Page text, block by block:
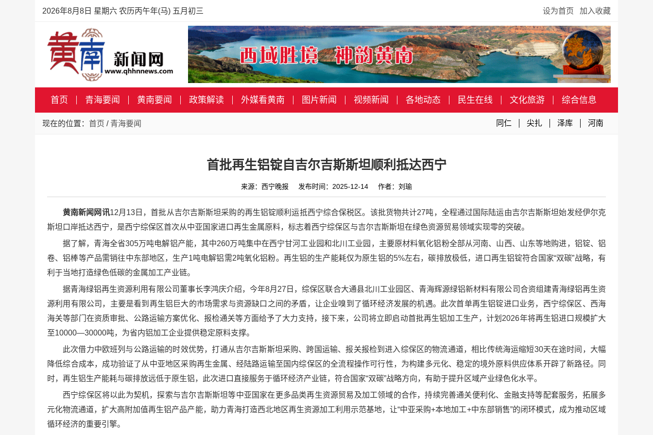
2026年8月8日 星期六 农历丙午年(马) 五月初三 设为首页 加入收藏
首页 青海要闻 黄南要闻 政策解读 外媒看黄南 图片新闻 视频新闻 各地动态 民生在线 文化旅游 综合信息
现在的位置： 首页 / 青海要闻 同仁 尖扎 泽库 河南
首批再生铝锭自吉尔吉斯斯坦顺利抵达西宁
来源：西宁晚报 发布时间：2025-12-14 作者：刘瑜
黄南新闻网讯12月13日，首批从吉尔吉斯斯坦采购的再生铝锭顺利运抵西宁综合保税区。该批货物共计27吨，全程通过国际陆运由吉尔吉斯斯坦始发经伊尔克
斯坦口岸抵达西宁，是西宁综保区首次从中亚国家进口再生金属原料，标志着西宁综保区与吉尔吉斯斯坦在绿色资源贸易领域实现零的突破。
据了解，青海全省305万吨电解铝产能，其中260万吨集中在西宁甘河工业园和北川工业园，主要原材料氧化铝粉全部从河南、山西、山东等地购进，铝锭、铝
卷、铝棒等产品需销往中东部地区，生产1吨电解铝需2吨氧化铝粉。再生铝的生产能耗仅为原生铝的5%左右，碳排放极低，进口再生铝锭符合国家“双碳”战略，有
利于当地打造绿色低碳的金属加工产业链。
据青海绿铝再生资源利用有限公司董事长李鸿庆介绍，今年8月27日，综保区联合大通县北川工业园区、青海辉源绿铝新材料有限公司合资组建青海绿铝再生资
源利用有限公司，主要是看到再生铝巨大的市场需求与资源缺口之间的矛盾，让企业嗅到了循环经济发展的机遇。此次首单再生铝锭进口业务，西宁综保区、西海
海关等部门在资质审批、公路运输方案优化、报检通关等方面给予了大力支持，接下来，公司将立即启动首批再生铝加工生产，计划2026年将再生铝进口规模扩大
至10000—30000吨，为省内铝加工企业提供稳定原料支撑。
此次借力中欧班列与公路运输的时效优势，打通从吉尔吉斯斯坦采购、跨国运输、报关报检到进入综保区的物流通道，相比传统海运缩短30天在途时间，大幅
降低综合成本，成功验证了从中亚地区采购再生金属、经陆路运输至国内综保区的全流程操作可行性，为构建多元化、稳定的境外原料供应体系开辟了新路径。同
时，再生铝生产能耗与碳排放远低于原生铝，此次进口直接服务于循环经济产业链，符合国家“双碳”战略方向，有助于提升区域产业绿色化水平。
西宁综保区将以此为契机，探索与吉尔吉斯斯坦等中亚国家在更多品类再生资源贸易及加工领域的合作，持续完善通关便利化、金融支持等配套服务，拓展多
元化物流通道，扩大高附加值再生铝产品产能，助力青海打造西北地区再生资源加工利用示范基地，让“中亚采购+本地加工+中东部销售”的闭环模式，成为推动区域
循环经济的重要引擎。